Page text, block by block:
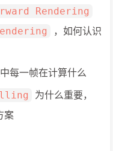
Rendering
，如何认识
每一帧在计算什么
为什么重要，
案